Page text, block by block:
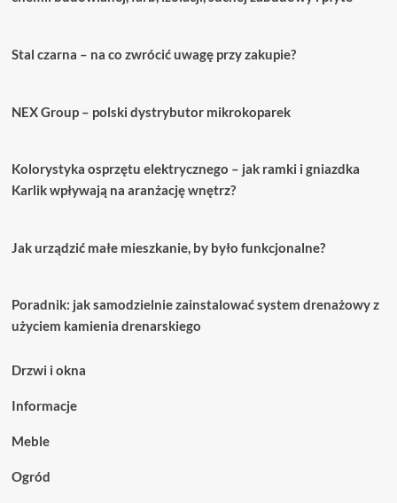
Stal czarna – na co zwrócić uwagę przy zakupie?
NEX Group – polski dystrybutor mikrokoparek
Kolorystyka osprzętu elektrycznego – jak ramki i gniazdka
Karlik wpływają na aranżację wnętrz?
Jak urządzić małe mieszkanie, by było funkcjonalne?
Poradnik: jak samodzielnie zainstalować system drenażowy z
użyciem kamienia drenarskiego
Drzwi i okna
Informacje
Meble
Ogród